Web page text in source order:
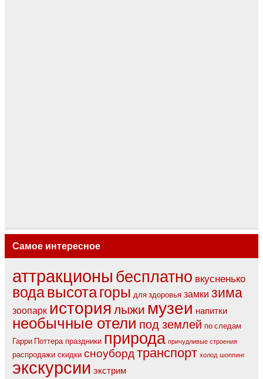
Самое интересное
аттракционы бесплатно вкусненько
водавысотагоры для здоровья замки зима
зоопарк историялыжи музеи напитки
необычные отели под землей по следам
Гарри Поттера праздники природа причудливые строения
распродажи скидки сноубордтранспорт холод шоппинг
экскурсии экстрим